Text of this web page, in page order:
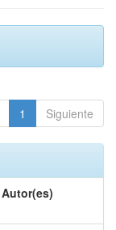
1 Siguiente
Autor(es)